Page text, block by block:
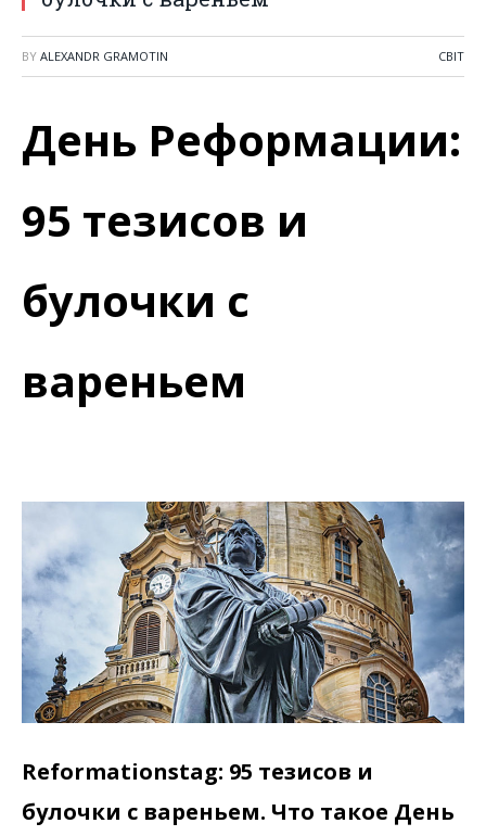
BY ALEXANDR GRAMOTIN СВІТ
День Реформации:
95 тезисов и
булочки с
вареньем
Reformationstag: 95 тезисов и
булочки с вареньем. Что такое День